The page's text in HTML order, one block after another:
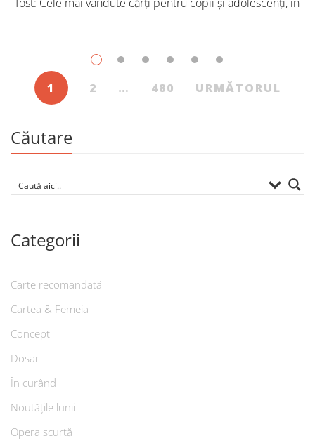
1 2 … 480 URMĂTORUL
Căutare
Categorii
Carte recomandată
Cartea & Femeia
Concept
Dosar
În curând
Noutățile lunii
Opera scurtă